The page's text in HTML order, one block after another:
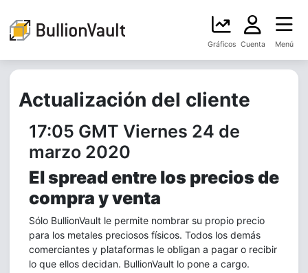
Gráficos Cuenta Menú
Actualización del cliente
17:05 GMT Viernes 24 de
marzo 2020
El spread entre los precios de
compra y venta
Sólo BullionVault le permite nombrar su propio precio
para los metales preciosos físicos. Todos los demás
comerciantes y plataformas le obligan a pagar o recibir
lo que ellos decidan. BullionVault lo pone a cargo.